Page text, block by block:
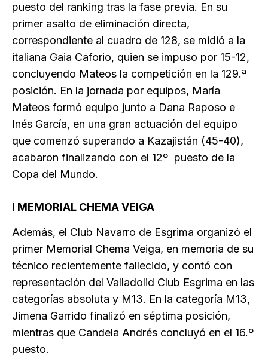
puesto del ranking tras la fase previa. En su
primer asalto de eliminación directa,
correspondiente al cuadro de 128, se midió a la
italiana Gaia Caforio, quien se impuso por 15-12,
concluyendo Mateos la competición en la 129.ª
posición. En la jornada por equipos, María
Mateos formó equipo junto a Dana Raposo e
Inés García, en una gran actuación del equipo
que comenzó superando a Kazajistán (45-40),
acabaron finalizando con el 12º puesto de la
Copa del Mundo.
I MEMORIAL CHEMA VEIGA
Además, el Club Navarro de Esgrima organizó el
primer Memorial Chema Veiga, en memoria de su
técnico recientemente fallecido, y contó con
representación del Valladolid Club Esgrima en las
categorías absoluta y M13. En la categoría M13,
Jimena Garrido finalizó en séptima posición,
mientras que Candela Andrés concluyó en el 16.º
puesto.